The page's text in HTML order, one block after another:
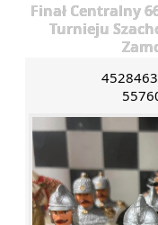
Finał Centralny
Turnieju